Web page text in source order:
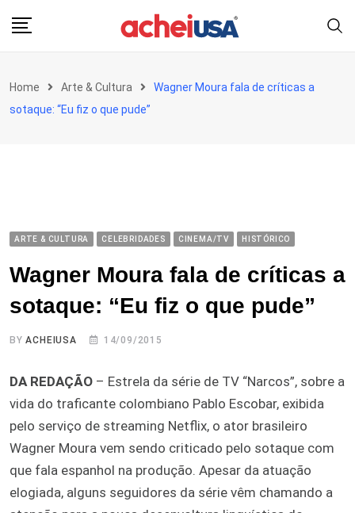
Home Arte & Cultura
Wagner Moura fala de críticas a
sotaque: “Eu fiz o que pude”
ARTE & CULTURA CELEBRIDADES CINEMA/TV HISTÓRICO
Wagner Moura fala de críticas a
sotaque: “Eu fiz o que pude”
BYACHEIUSA 14/09/2015
DA REDAÇÃO – Estrela da série de TV “Narcos”, sobre a
vida do traficante colombiano Pablo Escobar, exibida
pelo serviço de streaming Netflix, o ator brasileiro
Wagner Moura vem sendo criticado pelo sotaque com
que fala espanhol na produção. Apesar da atuação
elogiada, alguns seguidores da série vêm chamando a